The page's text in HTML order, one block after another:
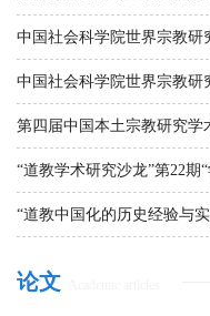
举办
中国社会科学院世界宗教研
术讲座之八：“宝卷与民间
中国社会科学院世界宗教研
术讲座之七：“《周易参同
道”成功举办
第四届中国本土宗教研究学
者学术会议顺利举行
“道教学术研究沙龙”第22期
究的新进展”顺利举办
“道教中国化的历史经验与
论文